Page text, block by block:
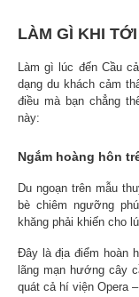
LÀM GÌ KHI
Làm gì lúc đến Cầu
dạng du khách cảm
điều mà bạn chẳng
này:
Ngắm hoàng hôn
Du ngoạn trên mẫu
bè chiêm ngưỡng
khăng phải khiến cho
Đây là địa điểm hoàn
lãng mạn hướng cây
quát cả hí viện Opera